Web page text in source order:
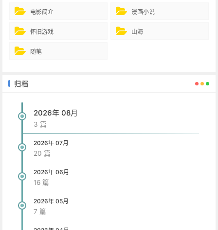
电影简介 漫画小说
怀旧游戏 山海
随笔
归档
2026年 08月
3 篇
2026年 07月
20 篇
2026年 06月
16 篇
2026年 05月
7 篇